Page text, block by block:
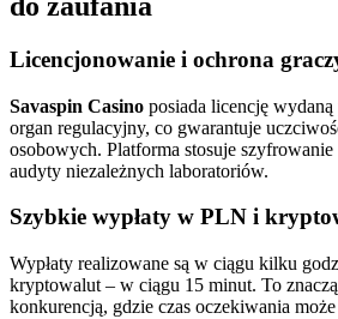
Licencjonowanie i ochrona
Savaspin Casino posiada licencję
organ regulacyjny, co gwarantuje
osobowych. Platforma stosuje szyfrowanie
audyty niezależnych laboratoriów.
Szybkie wypłaty w PLN i
Wypłaty realizowane są w ciągu kilku
kryptowalut – w ciągu 15 minut. To
konkurencją, gdzie czas oczekiwania